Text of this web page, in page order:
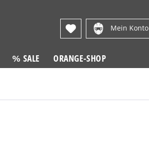
Mein Konto
% SALE ORANGE-SHOP